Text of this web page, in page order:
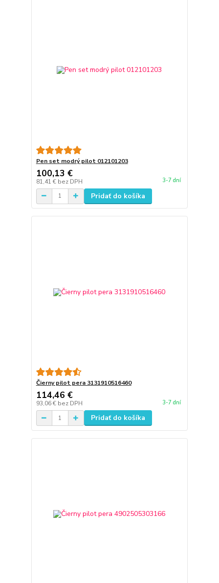
Pen set modrý pilot 012101203
100,13 €
81,41 € bez DPH 3-7 dní
Pridať do košíka
Čierny pilot pera 3131910516460
114,46 €
93,06 € bez DPH 3-7 dní
Pridať do košíka